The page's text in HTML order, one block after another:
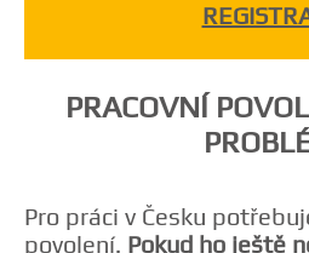
PRACOVNÍ
Pro práci v Česku
povolení. Pokud ho ještě